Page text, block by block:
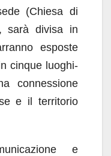
(Chiesa di
sarà divisa in
esposte
cinque luoghi-
connessione
e il territorio
e